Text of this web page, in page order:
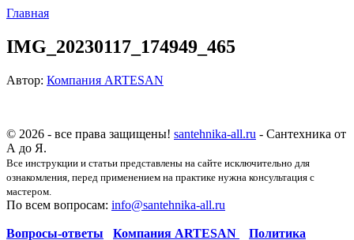
Главная
IMG_20230117_174949_465
Автор: Компания ARTESAN
© 2026 - все права защищены! santehnika-all.ru - Сантехника от
А до Я.
Все инструкции и статьи представлены на сайте исключительно для
ознакомления, перед применением на практике нужна консультация с
мастером.
По всем вопросам: info@santehnika-all.ru
Вопросы-ответы Компания ARTESAN
Политика